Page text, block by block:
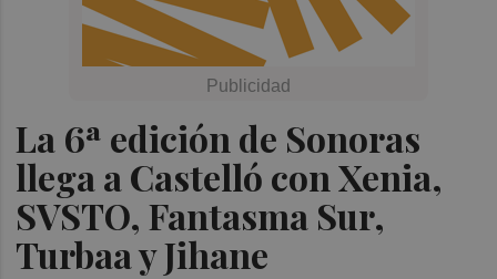
La 6ª edición de Sonoras
llega a Castelló con Xenia,
SVSTO, Fantasma Sur,
Turbaa y Jihane